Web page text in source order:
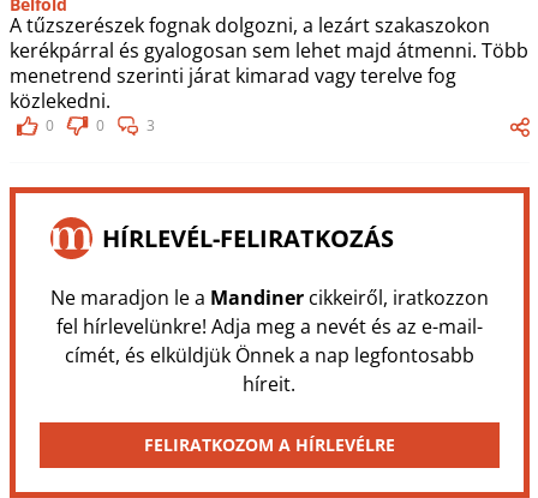
A tűzszerészek fognak dolgozni, a lezárt szakaszokon
kerékpárral és gyalogosan sem lehet majd átmenni. Több
menetrend szerinti járat kimarad vagy terelve fog
közlekedni.
0 0 3
HÍRLEVÉL-FELIRATKOZÁS
Ne maradjon le a Mandinercikkeiről, iratkozzon
fel hírlevelünkre! Adja meg a nevét és az e-mail-
címét, és elküldjük Önnek a nap legfontosabb
híreit.
FELIRATKOZOM A HÍRLEVÉLRE